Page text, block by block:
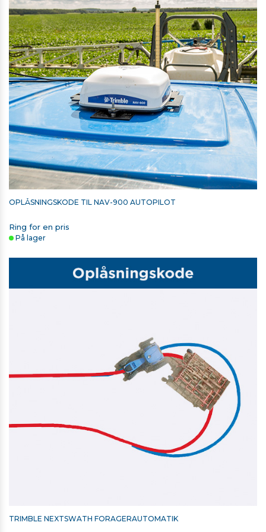
ANTIREFLEKS SKÆRMBESKYTTER TIL GFX-1060
615,00 kr. ekskl. moms
Kontakt for levering
OPLÅSNINGSKODE TIL NAV-900 AUTOPILOT
Ring for en pris
På lager
TRIMBLE NEXTSWATH FORAGERAUTOMATIK